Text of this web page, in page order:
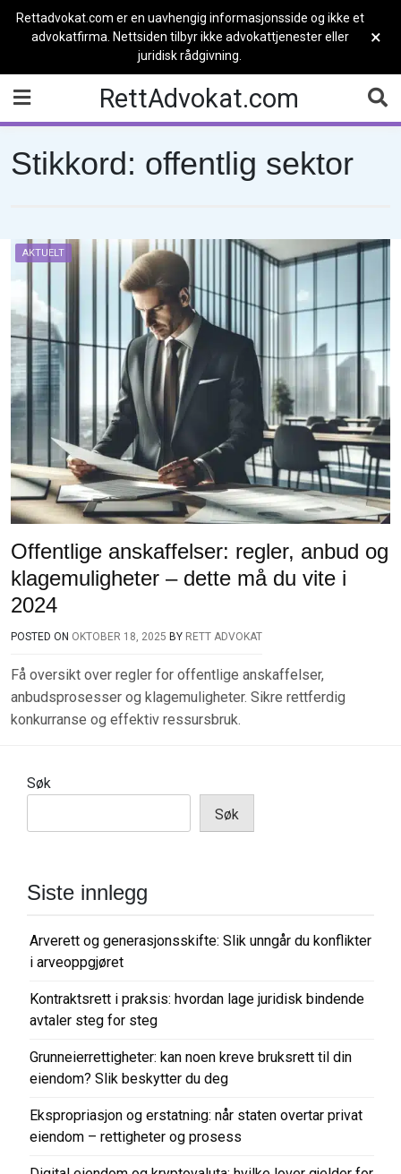
Rettadvokat.com er en uavhengig informasjonsside og ikke et
advokatfirma. Nettsiden tilbyr ikke advokattjenester eller
juridisk rådgivning.
×
content
RettAdvokat.com
Stikkord: offentlig sektor
AKTUELT
Offentlige anskaffelser: regler, anbud og
klagemuligheter – dette må du vite i
2024
POSTED ON OKTOBER 18, 2025 BY RETT ADVOKAT
Få oversikt over regler for offentlige anskaffelser,
anbudsprosesser og klagemuligheter. Sikre rettferdig
konkurranse og effektiv ressursbruk.
Søk
Søk
Siste innlegg
Arverett og generasjonsskifte: Slik unngår du konflikter
i arveoppgjøret
Kontraktsrett i praksis: hvordan lage juridisk bindende
avtaler steg for steg
Grunneierrettigheter: kan noen kreve bruksrett til din
eiendom? Slik beskytter du deg
Ekspropriasjon og erstatning: når staten overtar privat
eiendom – rettigheter og prosess